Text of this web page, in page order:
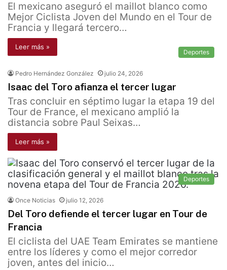
El mexicano aseguró el maillot blanco como
Mejor Ciclista Joven del Mundo en el Tour de
Francia y llegará tercero…
Leer más »
Deportes
Pedro Hernández González julio 24, 2026
Isaac del Toro afianza el tercer lugar
Tras concluir en séptimo lugar la etapa 19 del
Tour de France, el mexicano amplió la
distancia sobre Paul Seixas…
Leer más »
Deportes
Once Noticias julio 12, 2026
Del Toro defiende el tercer lugar en Tour de
Francia
El ciclista del UAE Team Emirates se mantiene
entre los líderes y como el mejor corredor
joven, antes del inicio…